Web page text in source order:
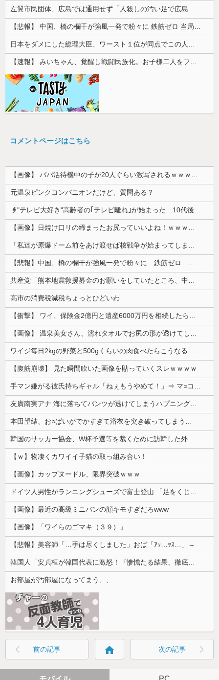
コメントページはこちら
【画像】 パパ活待機中の子が20人ぐらい激写されるｗｗｗｗｗｗｗｗｗｗｗ
元温泉ピンクコンパニオンだけど、質問ある？
👴"テレビ大好き"高齢者の｢テレビ離れ｣が始まった…10代後半～20代の約7割が"ほぼ見ない"
【画像】日焼け口リの締まったお尻っていいよね！ｗｗｗｗｗ
「私達が原爆ドーム前をあけ渡せば核戦争が始まってしまう」と訴える市民団体、それを聞いた被爆3世の人が……
【悲報】中国、橋の欄干が強風一発で粉々に 鉄筋ゼロ 当局「接着剤でくっつけただけ」「正常で、品質問題はない」
共産党「熊本地震救援募金のお願いをしていたところ、中指を立てられました。嫌がらせ酷い」
高市の消費税減税ちょっとひどいわ
【衝撃】 ワイ、保険金2億円と遺産6000万円を相続したら「こう」なった・・・
【画像】 温泉美女さん、濡れタオルでお尻の形が透けてしまう
ワイジ毎日2kgの野菜と500gくらいの肉食べたらこうなるｗｗｗ
【腹筋崩壊】 見た瞬間吹いた画像を貼っていくスレｗｗｗｗ
手マン嫌がる彼氏持ちギャル「ねぇもうやめて！」⇒ マ○コは正直だった結果…
友廣南実アナ 海に落ちてパンツが透けてしまうハプニング！！【GIF動画あり】
本田望結、お○ぱいがでかすぎて浴衣を突き破ってしまう…
韓国のサッカー協会、W杯予選等を裁くために訪韓した外国人審判を「性接待」していた……大して強くもないチームが潤沢な予算を持ってりゃそうなるわな
【ｗ】物凄くカワイイ子猫の取っ組み合い！
【画像】カップヌードル、限界突破ｗｗｗ
ドイツ人男性がランニングシューズで富士登山 「足をくじいて動けない」
【画像】最近の高級ミニバンの顔キモすぎだろwww
【画像】「ワイらのゴマキ（３９）」
【悲報】美容師「…手は尽くしました」おば「ｱｯ…ｯｽ…」→
韓国人「安貞桓が韓国代表に激怒！『惨憺たる結果、徹底的な刷新が必要だ』と監督や協会を痛烈批判」
お部屋が汚部屋になってまう、、
前の記事 home 次の記事